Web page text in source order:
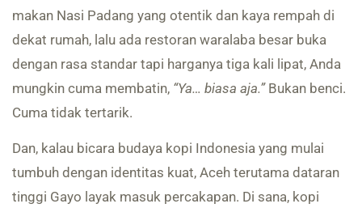
makan Nasi Padang yang otentik dan kaya rempah di
dekat rumah, lalu ada restoran waralaba besar buka
dengan rasa standar tapi harganya tiga kali lipat, Anda
mungkin cuma membatin, “Ya… biasa aja.”Bukan benci.
Cuma tidak tertarik.
Dan, kalau bicara budaya kopi Indonesia yang mulai
tumbuh dengan identitas kuat, Aceh terutama dataran
tinggi Gayo layak masuk percakapan. Di sana, kopi